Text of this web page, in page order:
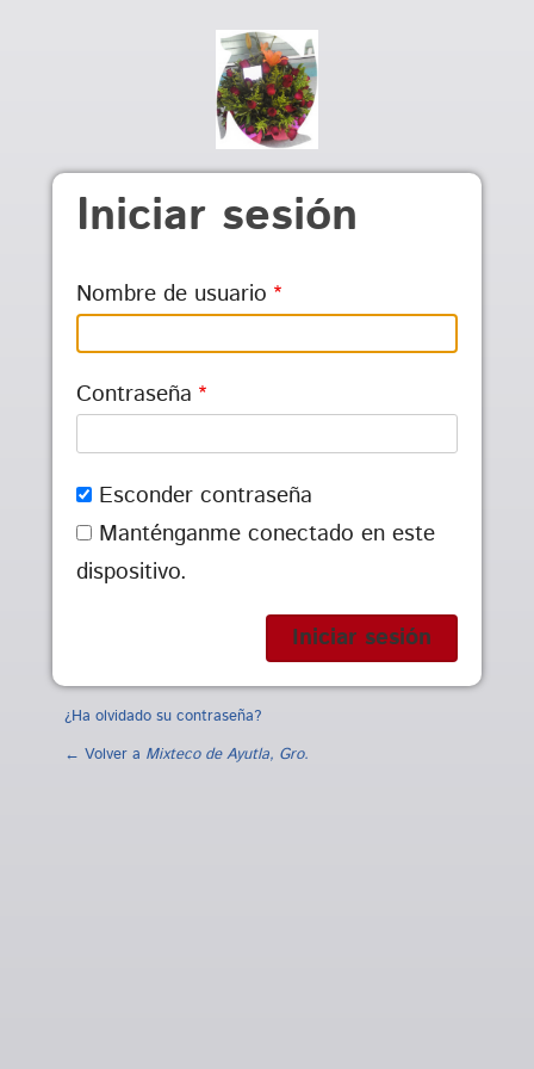
Iniciar sesión
Nombre de usuario
Contraseña
Esconder contraseña
Manténganme conectado en este
dispositivo.
¿Ha olvidado su contraseña?
← Volver a Mixteco de Ayutla, Gro.